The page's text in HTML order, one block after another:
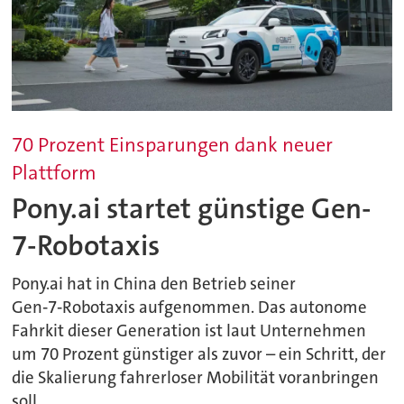
70 Prozent Einsparungen dank neuer
Plattform
Pony.ai startet günstige Gen-
7-Robotaxis
Pony.ai hat in China den Betrieb seiner
Gen‑7‑Robotaxis aufgenommen. Das autonome
Fahrkit dieser Generation ist laut Unternehmen
um 70 Prozent günstiger als zuvor – ein Schritt, der
die Skalierung fahrerloser Mobilität voranbringen